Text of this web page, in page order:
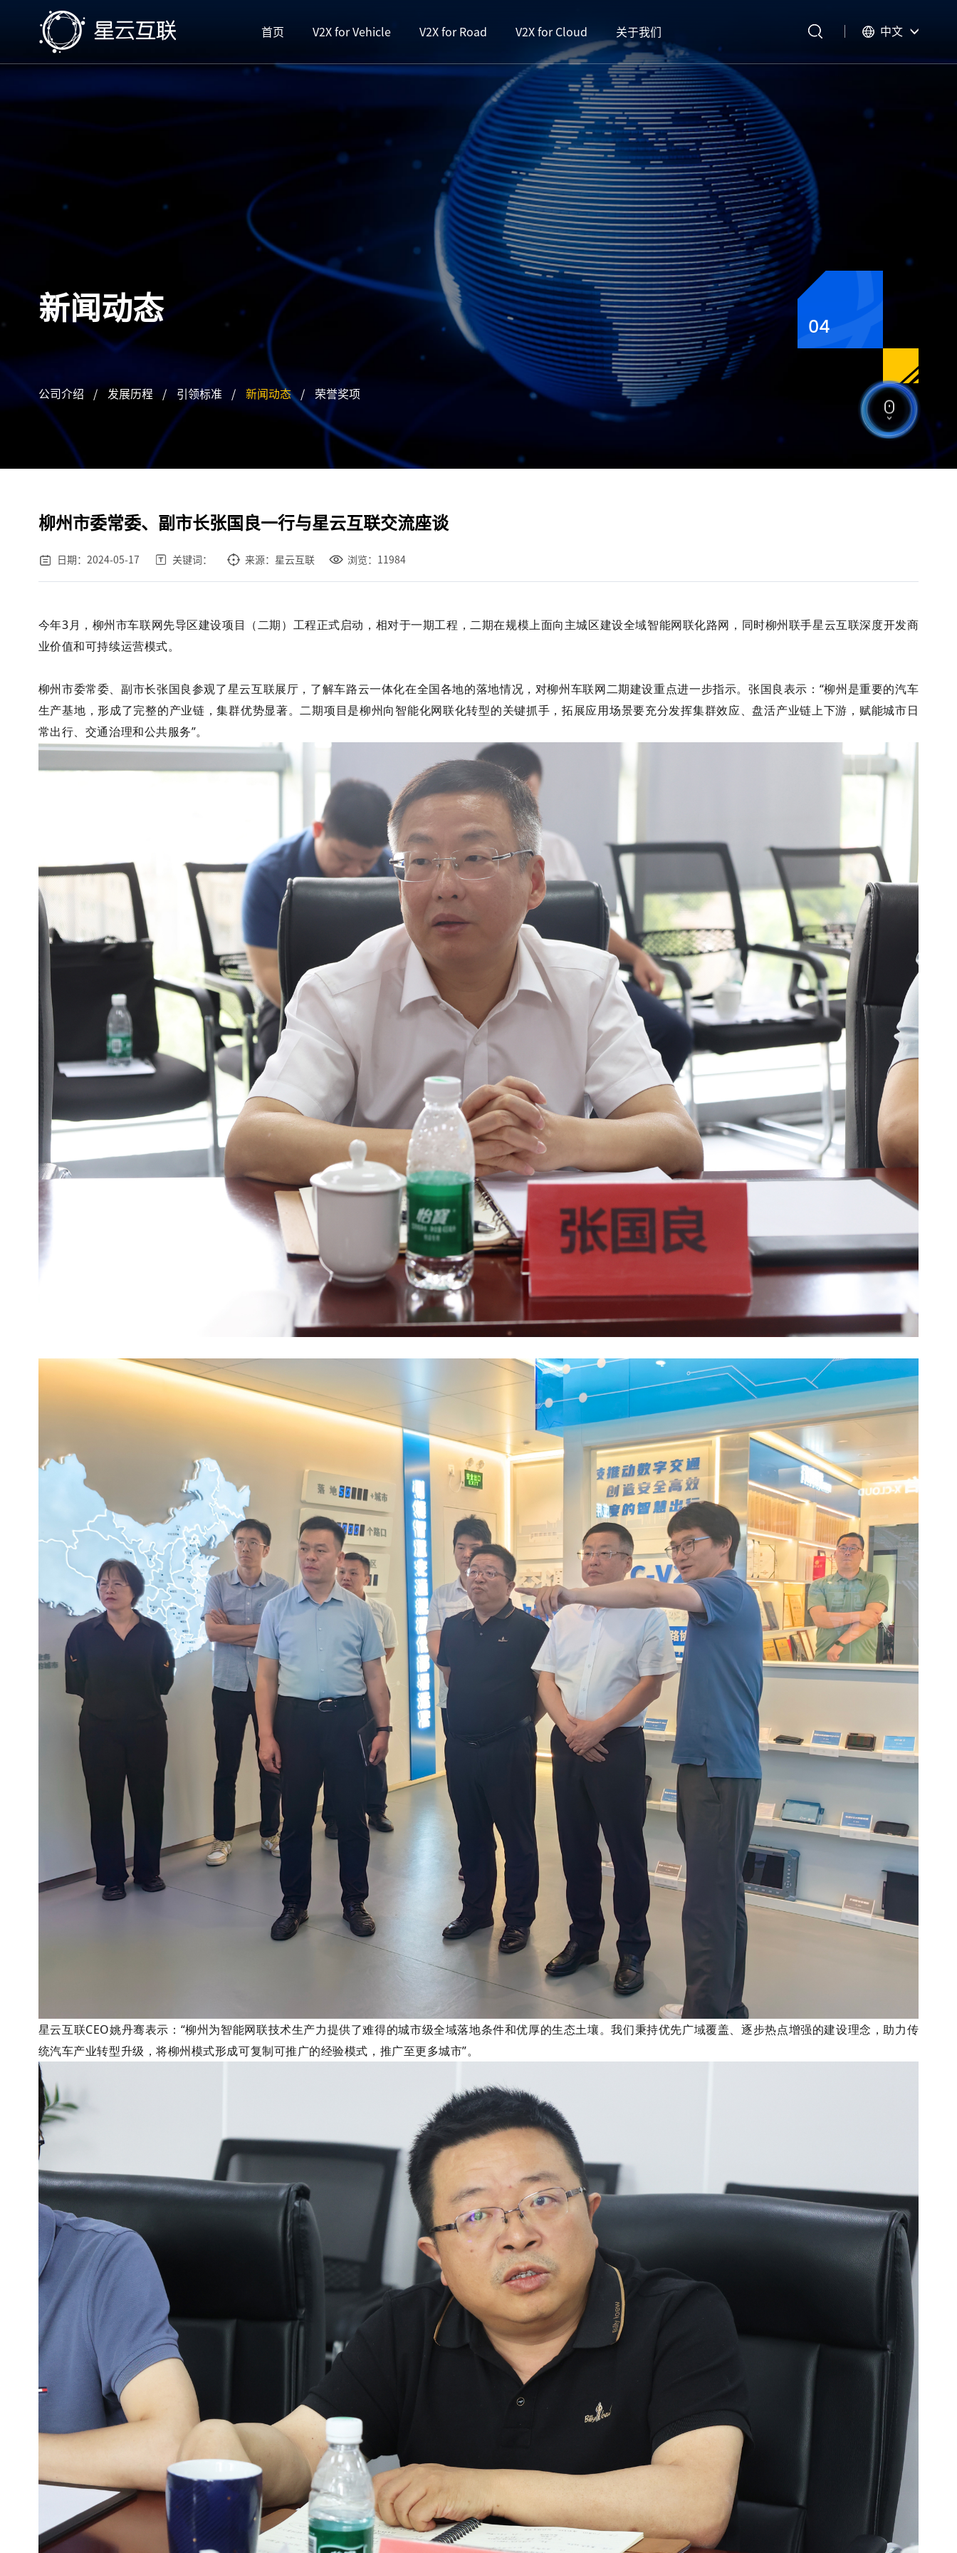
中文
首页 V2X for Vehicle V2X for Road V2X for Cloud 关于我们
新闻动态
公司介绍 / 发展历程 / 引领标准 / 新闻动态 / 荣誉奖项
04
柳州市委常委、副市长张国良一行与星云互联交流座谈
日期：2024-05-17 关键词： 来源：星云互联 浏览：11984
今年3月，柳州市车联网先导区建设项目（二期）工程正式启动，相对于一期工程，二期在规模上面向主城区建设全域智能网联化路网，同时柳州联手星云互联深度开发商
业价值和可持续运营模式。
柳州市委常委、副市长张国良参观了星云互联展厅，了解车路云一体化在全国各地的落地情况，对柳州车联网二期建设重点进一步指示。张国良表示：“柳州是重要的汽车
生产基地，形成了完整的产业链，集群优势显著。二期项目是柳州向智能化网联化转型的关键抓手，拓展应用场景要充分发挥集群效应、盘活产业链上下游，赋能城市日
常出行、交通治理和公共服务”。
星云互联CEO姚丹骞表示：“柳州为智能网联技术生产力提供了难得的城市级全域落地条件和优厚的生态土壤。我们秉持优先广域覆盖、逐步热点增强的建设理念，助力传
统汽车产业转型升级，将柳州模式形成可复制可推广的经验模式，推广至更多城市”。